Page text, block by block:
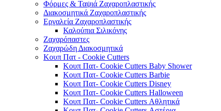
Φόρμες & Ταψιά Ζαχαροπλαστικής
Διακοσμητικά Ζαχαροπλαστικής
Εργαλεία Ζαχαροπλαστικής
Καλούπια Σιλικόνης
Ζαχαρόπαστες
Ζαχαρώδη Διακοσμητικά
Κουπ Πατ - Cookie Cutters
Κουπ Πατ- Cookie Cutters Baby Shower
Κουπ Πατ- Cookie Cutters Barbie
Κουπ Πατ- Cookie Cutters Disney
Κουπ Πατ- Cookie Cutters Halloween
Κουπ Πατ- Cookie Cutters Αθλητικά